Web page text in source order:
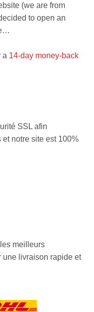
(we are from
to open an
a 14-day money-back
SSL afin
et notre site est 100%
meilleurs
une livraison rapide et